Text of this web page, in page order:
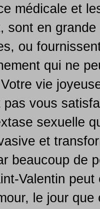
médicale et
sont en
ou
qui ne
vie
pas vous
sexuelle
et
beaucoup de
Valentin
le jour